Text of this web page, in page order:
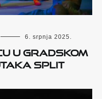
6. srpnja 2025.
u Gradskom
Split